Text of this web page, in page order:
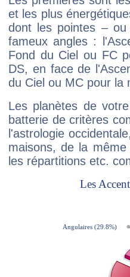
et les plus
dont les pointes –
fameux angles :
Fond du Ciel ou FC
DS, en face de
du Ciel ou MC pour la
Les planètes de
batterie de critères
l'astrologie
maisons, de la
les répartitions etc.